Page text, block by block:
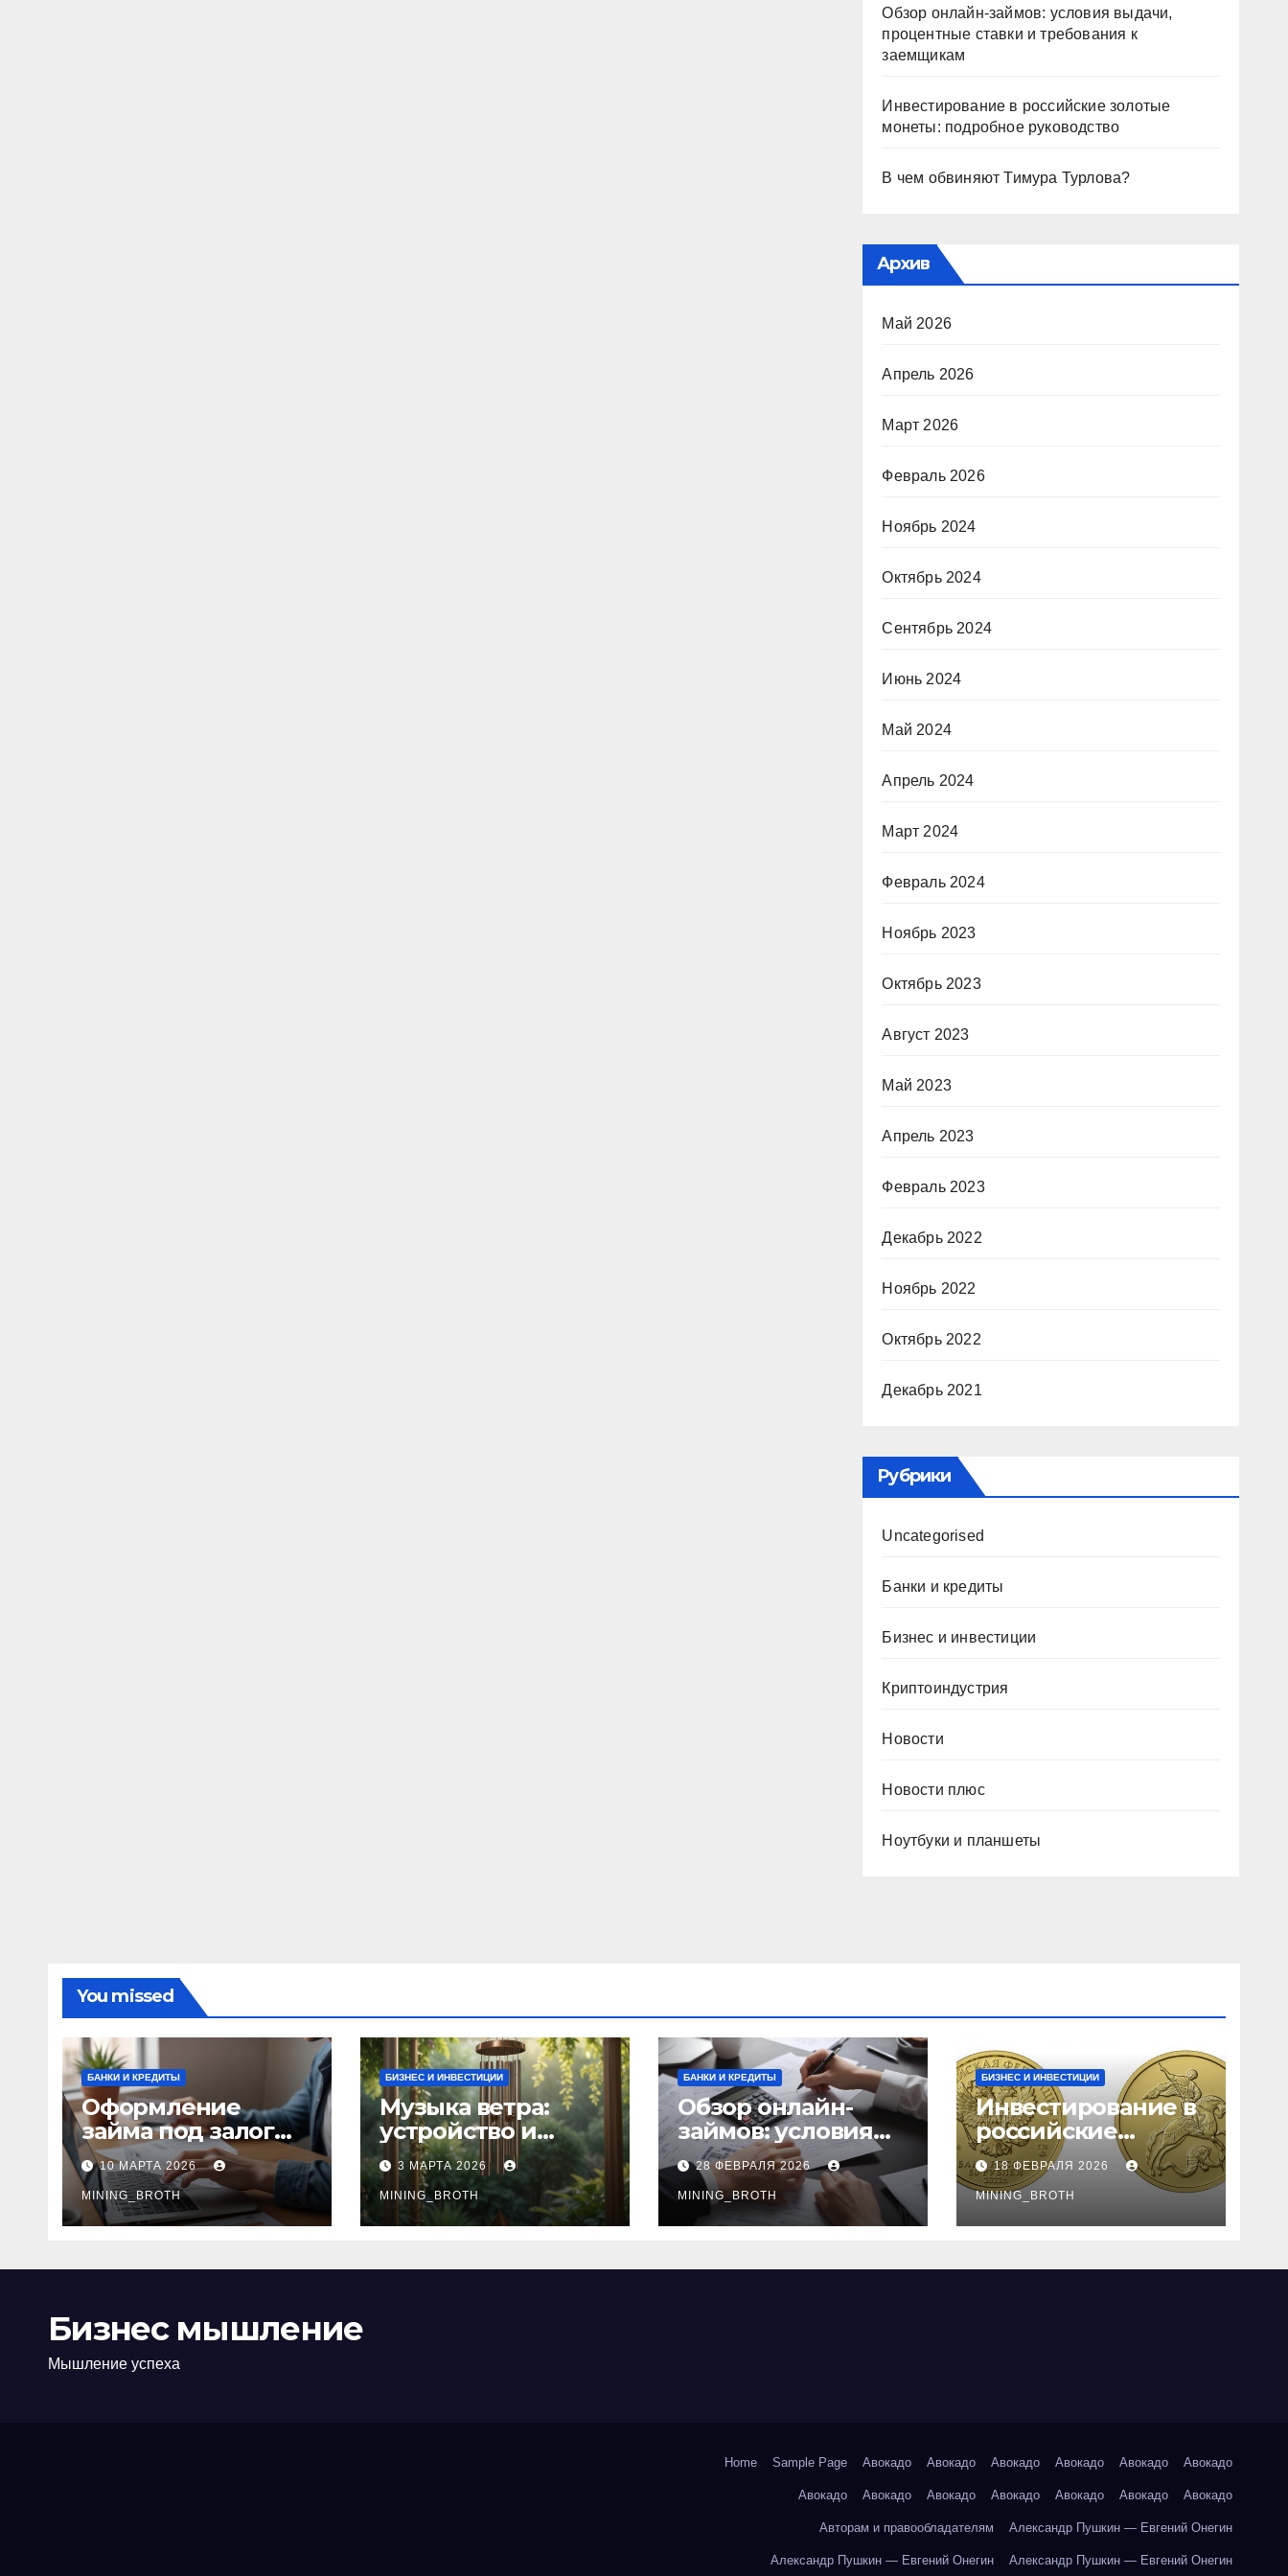
Обзор онлайн-займов: условия выдачи,
процентные ставки и требования к
заемщикам
Инвестирование в российские золотые
монеты: подробное руководство
В чем обвиняют Тимура Турлова?
Архив
Май 2026
Апрель 2026
Март 2026
Февраль 2026
Ноябрь 2024
Октябрь 2024
Сентябрь 2024
Июнь 2024
Май 2024
Апрель 2024
Март 2024
Февраль 2024
Ноябрь 2023
Октябрь 2023
Август 2023
Май 2023
Апрель 2023
Февраль 2023
Декабрь 2022
Ноябрь 2022
Октябрь 2022
Декабрь 2021
Рубрики
Uncategorised
Банки и кредиты
Бизнес и инвестиции
Криптоиндустрия
Новости
Новости плюс
Ноутбуки и планшеты
You missed
БАНКИ И КРЕДИТЫ
Оформление
займа под залог
ПТС онлайн на
карту без визита в
офис: порядок,
требования и
10 МАРТА 2026
MINING_BROTH
БИЗНЕС И ИНВЕСТИЦИИ
Музыка ветра:
устройство и
принципы
звучания
колокольчиков
3 МАРТА 2026
MINING_BROTH
БАНКИ И КРЕДИТЫ
Обзор онлайн-
займов: условия
выдачи,
процентные
ставки и
требования к
28 ФЕВРАЛЯ 2026
MINING_BROTH
БИЗНЕС И ИНВЕСТИЦИИ
Инвестирование в
российские
золотые монеты:
подробное
руководство
18 ФЕВРАЛЯ 2026
MINING_BROTH
Бизнес мышление
Мышление успеха
Home Sample Page Авокадо Авокадо Авокадо Авокадо Авокадо Авокадо
Авокадо Авокадо Авокадо Авокадо Авокадо Авокадо Авокадо
Авторам и правообладателям Александр Пушкин — Евгений Онегин
Александр Пушкин — Евгений Онегин Александр Пушкин — Евгений Онегин